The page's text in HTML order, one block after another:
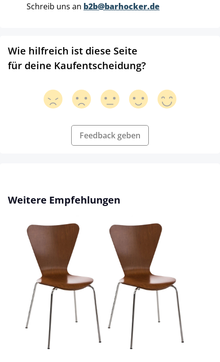
Schreib uns an b2b@barhocker.de
Wie hilfreich ist diese Seite
für deine Kaufentscheidung?
Feedback geben
Produktgalerie überspringen
Weitere Empfehlungen